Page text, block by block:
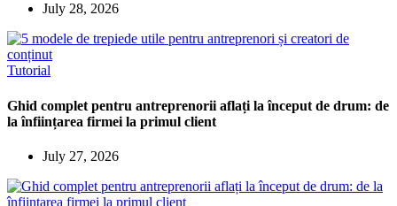
July 28, 2026
Tutorial
Ghid complet pentru antreprenorii aflați la început de drum: de
la înființarea firmei la primul client
July 27, 2026